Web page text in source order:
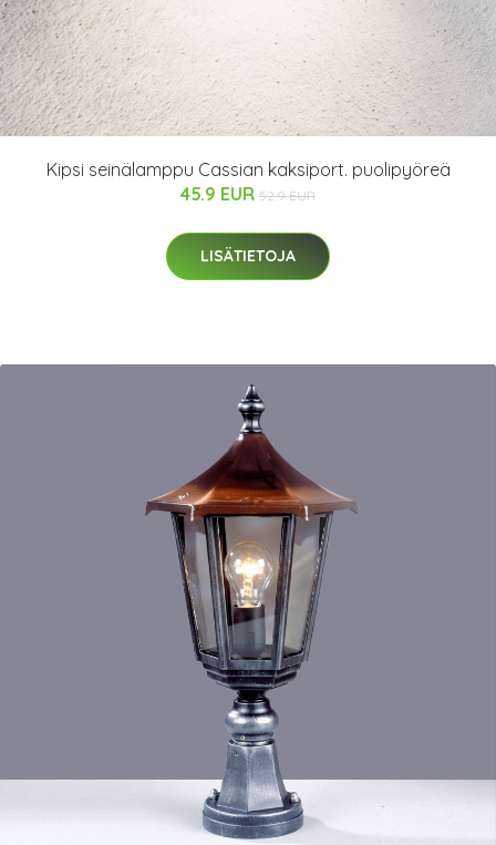
Kipsi seinälamppu Cassian kaksiport. puolipyöreä
45.9 EUR 52.9 EUR
LISÄTIETOJA